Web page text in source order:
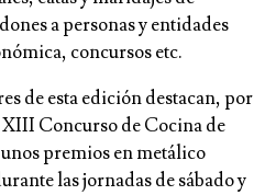
a personas y entidades
concursos etc.
de esta edición destacan, por
Concurso de Cocina de
premios en metálico
las jornadas de sábado y